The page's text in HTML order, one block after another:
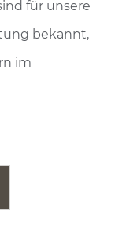
für unsere
bekannt,
im